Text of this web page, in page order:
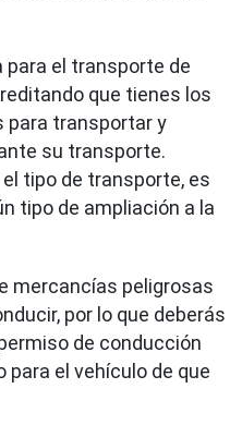
para el transporte de
que tienes los
para transportar y
su transporte.
tipo de transporte, es
tipo de ampliación a la
mercancías peligrosas
por lo que deberás
de conducción
para el vehículo de que